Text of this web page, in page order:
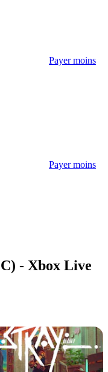
Payer moins
Payer moins
- Xbox Live